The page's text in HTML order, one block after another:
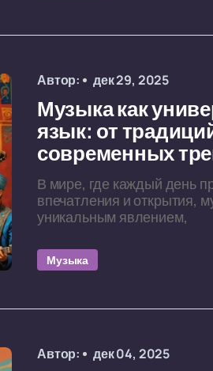
Автор: дек 29, 2025
Музыка как
язык: от
современных
В мире, где каждый день
впечатления и открытия,
уникальным явлением,
Музыка
Автор: дек 04, 2025